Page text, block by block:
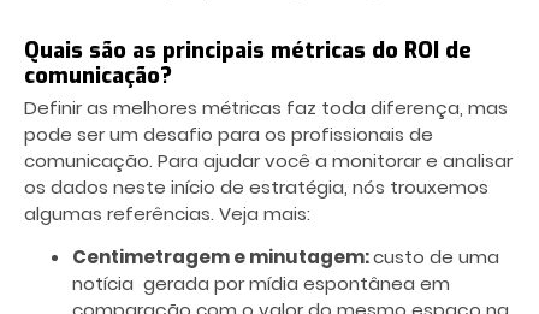
Quais são as principais métricas do ROI de
comunicação?
Definir as melhores métricas faz toda diferença, mas
pode ser um desafio para os profissionais de
comunicação. Para ajudar você a monitorar e analisar
os dados neste início de estratégia, nós trouxemos
algumas referências. Veja mais:
Centimetragem e minutagem:custo de uma
notícia gerada por mídia espontânea em